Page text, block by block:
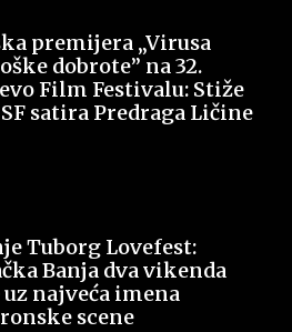
premijera „Virusa
dobrote” na 32.
Film Festivalu: Stiže
satira Predraga Ličine
Tuborg Lovefest:
Banja dva vikenda
uz najveća imena
scene